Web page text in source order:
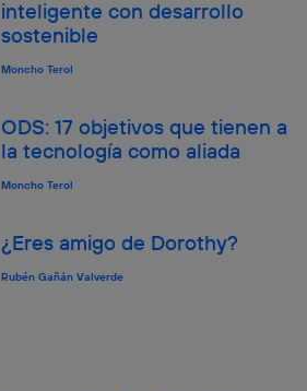
inteligente con desarrollo
sostenible
Moncho Terol
ODS: 17 objetivos que tienen a
la tecnología como aliada
Moncho Terol
¿Eres amigo de Dorothy?
Rubén Gañán Valverde